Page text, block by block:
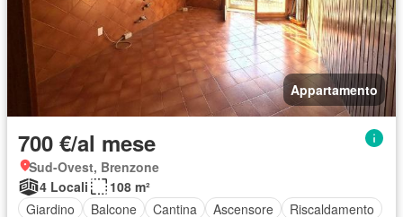
Appartamento
700 €/al mese
Sud-Ovest, Brenzone
4 Locali
108 m²
Giardino
Balcone Cantina Ascensore Riscaldamento